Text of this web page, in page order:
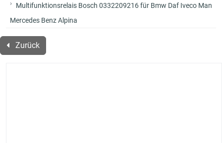
Multifunktionsrelais Bosch 0332209216 für Bmw Daf Iveco Man
Mercedes Benz Alpina
Zurück